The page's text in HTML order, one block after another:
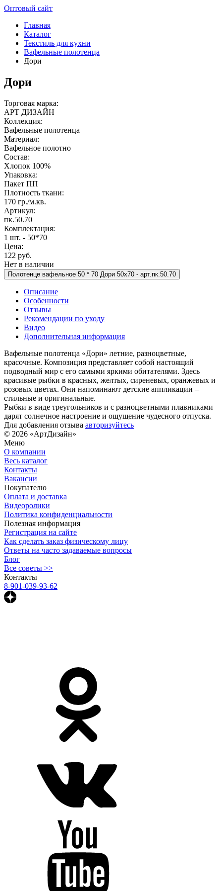
Оптовый сайт
Главная
Каталог
Текстиль для кухни
Вафельные полотенца
Дори
Дори
Торговая марка:
АРТ ДИЗАЙН
Коллекция:
Вафельные полотенца
Материал:
Вафельное полотно
Состав:
Хлопок 100%
Упаковка:
Пакет ПП
Плотность ткани:
170 гр./м.кв.
Артикул:
пк.50.70
Комплектация:
1 шт. - 50*70
Цена:
122 руб.
Нет в наличии
Полотенце вафельное 50 * 70 Дори 50х70 - арт.пк.50.70
Описание
Особенности
Отзывы
Рекомендации по уходу
Видео
Дополнительная информация
Вафельные полотенца «Дори» летние, разноцветные,
красочные. Композиция представляет собой настоящий
подводный мир с его самыми яркими обитателями. Здесь
красивые рыбки в красных, желтых, сиреневых, оранжевых и
розовых цветах. Они напоминают детские аппликации –
стильные и оригинальные.
Рыбки в виде треугольников и с разноцветными плавниками
дарят солнечное настроение и ощущение чудесного отпуска.
Для добавления отзыва авторизуйтесь
© 2026 «АртДизайн»
Меню
О компании
Весь каталог
Контакты
Вакансии
Покупателю
Оплата и доставка
Видеоролики
Политика конфиденциальности
Полезная информация
Регистрация на сайте
Как сделать заказ физическому лицу
Ответы на часто задаваемые вопросы
Блог
Все советы >>
Контакты
8-901-039-93-62